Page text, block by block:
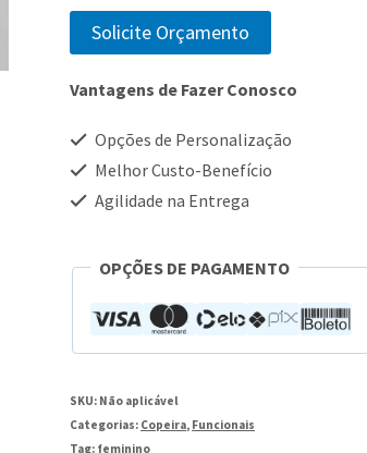
Solicite Orçamento
Vantagens de Fazer Conosco
Opções de Personalização
Melhor Custo-Benefício
Agilidade na Entrega
OPÇÕES DE PAGAMENTO
SKU: Não aplicável
Categorias: Copeira, Funcionais
Tag: feminino